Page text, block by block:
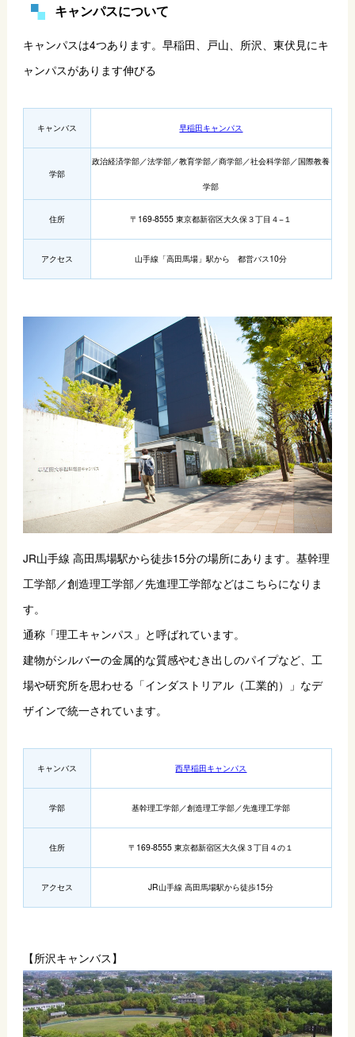
キャンパスについて
キャンパスは4つあります。早稲田、戸山、所沢、東伏見にキ
ャンパスがあります伸びる
キャンバス 早稲田キャンパス
学部
政治経済学部／法学部／教育学部／商学部／社会科学部／国際教養
学部
住所 〒169-8555 東京都新宿区大久保３丁目４−１
アクセス 山手線「高田馬場」駅から 都営バス10分
JR山手線 高田馬場駅から徒歩15分の場所にあります。基幹理
工学部／創造理工学部／先進理工学部などはこちらになりま
す。
通称「理工キャンパス」と呼ばれています。
建物がシルバーの金属的な質感やむき出しのパイプなど、工
場や研究所を思わせる「インダストリアル（工業的）」なデ
ザインで統一されています。
キャンバス 西早稲田キャンパス
学部 基幹理工学部／創造理工学部／先進理工学部
住所 〒169-8555 東京都新宿区大久保３丁目４の１
アクセス JR山手線 高田馬場駅から徒歩15分
【所沢キャンバス】